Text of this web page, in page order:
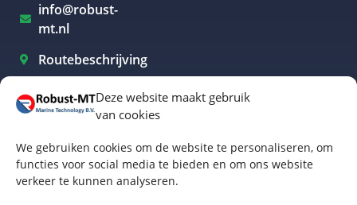
Deze website maakt gebruik
van cookies
We gebruiken cookies om de website te personaliseren, om
functies voor social media te bieden en om ons website
verkeer te kunnen analyseren.
info@robust-
mt.nl
Routebeschrijving
Elektrisch varen Westland
Elektrisch varen Rotterdam
Elektrisch varen Amsterdam